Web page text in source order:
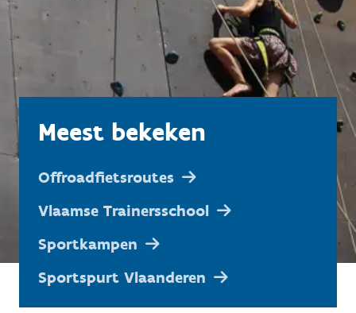
Meest bekeken
Offroadfietsroutes
Vlaamse Trainersschool
Sportkampen
Sportspurt Vlaanderen